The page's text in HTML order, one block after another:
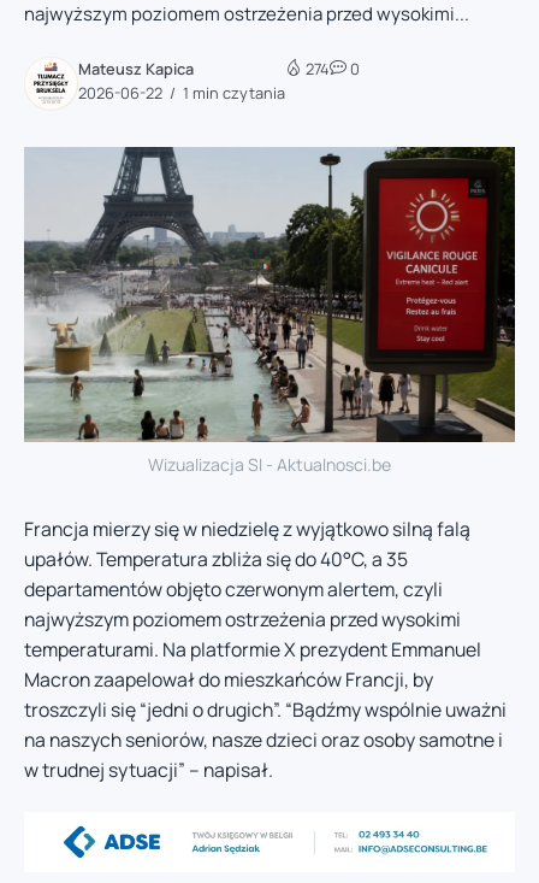
najwyższym poziomem ostrzeżenia przed wysokimi...
Mateusz Kapica
2026-06-22
1 min czytania
274 0
Wizualizacja SI - Aktualnosci.be
Francja mierzy się w niedzielę z wyjątkowo silną falą
upałów. Temperatura zbliża się do 40°C, a 35
departamentów objęto czerwonym alertem, czyli
najwyższym poziomem ostrzeżenia przed wysokimi
temperaturami. Na platformie X prezydent Emmanuel
Macron zaapelował do mieszkańców Francji, by
troszczyli się “jedni o drugich”. “Bądźmy wspólnie uważni
na naszych seniorów, nasze dzieci oraz osoby samotne i
w trudnej sytuacji” – napisał.